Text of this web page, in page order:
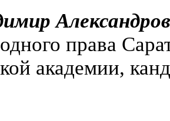
права
академии,